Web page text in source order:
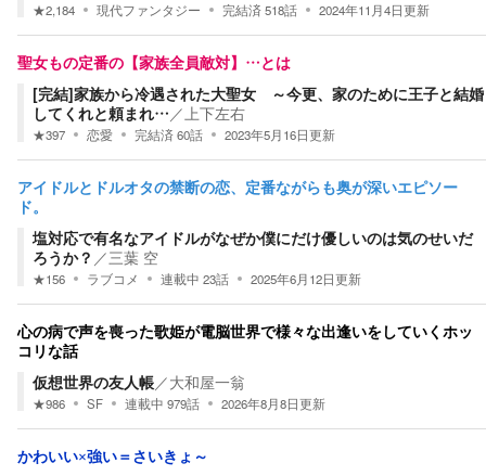
★2,184 現代ファンタジー 完結済518話 2024年11月4日更新
聖女もの定番の【家族全員敵対】…とは
[完結]家族から冷遇された大聖女 ～今更、家のために王子と結婚
してくれと頼まれ…／上下左右
★397 恋愛 完結済60話 2023年5月16日更新
アイドルとドルオタの禁断の恋、定番ながらも奥が深いエピソー
ド。
塩対応で有名なアイドルがなぜか僕にだけ優しいのは気のせいだ
ろうか？ ／三葉 空
★156 ラブコメ 連載中 23話 2025年6月12日更新
心の病で声を喪った歌姫が電脳世界で様々な出逢いをしていくホッ
コリな話
仮想世界の友人帳／大和屋一翁
★986 SF 連載中 979話 2026年8月8日更新
かわいい×強い＝さいきょ～